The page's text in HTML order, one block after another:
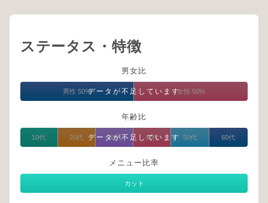
ステータス・特徴
男女比
データが不足しています
男性 50% 女性 50%
年齢比
データが不足しています
10代 20代 30代 40代 50代 60代
メニュー比率
カット